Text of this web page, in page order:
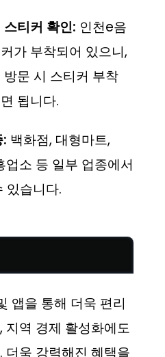
티커 확인: 인천e음
가 부착되어 있으니,
문 시 스티커 부착
됩니다.
백화점, 대형마트,
업소 등 일부 업종에서
있습니다.
앱을 통해 더욱 편리
지역 경제 활성화에도
더욱 강력해진 혜택을